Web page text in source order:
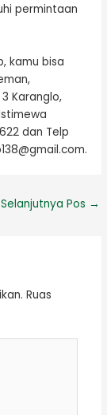
permintaan
kamu bisa
Karanglo,
dan Telp
Selanjutnya Pos →
Ruas